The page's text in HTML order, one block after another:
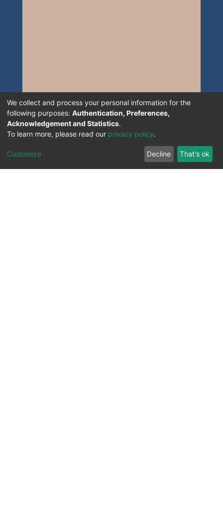
We collect and process your personal information for the
following purposes: Authentication, Preferences,
Acknowledgement and Statistics.
To learn more, please read our privacy policy.
Customize Decline That's ok